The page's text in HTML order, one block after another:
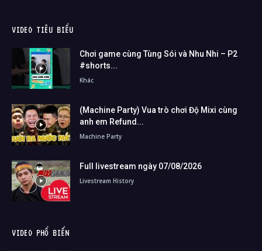
VIDEO TIÊU BIỂU
Chơi game cùng Tùng Sói và Nhu Nhi – P2
#shorts...
Khác
(Machine Party) Vua trò chơi Độ Mixi cùng
anh em Refund...
Machine Party
Full livestream ngày 07/08/2026
Livestream History
VIDEO PHỔ BIẾN